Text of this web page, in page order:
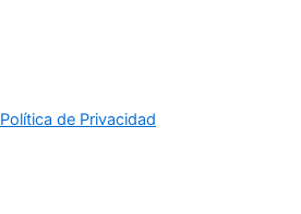
Política de Privacidad